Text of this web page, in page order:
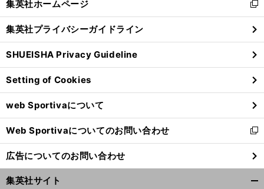
閉
る
集英社ホームページ
新
し
い
ウ
ィ
ン
ド
ウ
で
開
く
集英社プライバシーガイドライン
SHUEISHA Privacy Guideline
Setting of Cookies
web Sportivaについて
Web Sportivaについてのお問い合わせ
新
し
い
ウ
ィ
広告についてのお問い合わせ
集英社サイト